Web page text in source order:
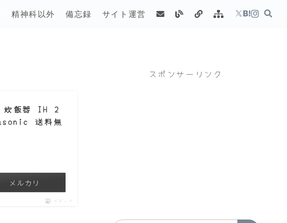
精神科以外 備忘録 サイト運営
炊飯器 IH 2
送料無
メルカリ
ポチップ
スポンサーリンク